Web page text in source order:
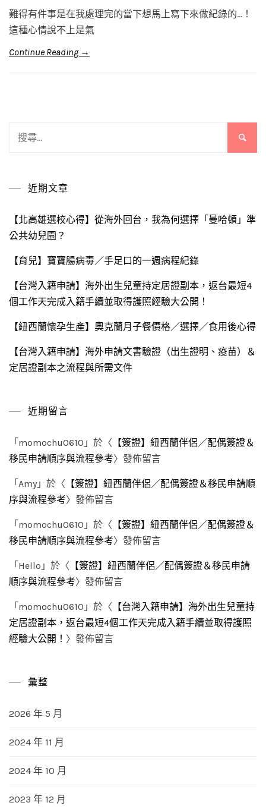
難得有件事是在我處理完的當下想馬上寫下來做紀錄的…！
這種心情說不上是氣
Continue Reading →
近期文章
【北高雄選校心得】從海外回台，我為何選擇「曼哈頓」準
公共幼兒園？
【育兒】寶寶腸病毒／手足口的一週病程紀錄
【台灣入籍申請】海外出生兒童持定居證副本，返台最短4
個工作天完成入籍手續並取得護照經驗大公開！
【紐西蘭懷孕生產】奧克蘭月子餐價格／選擇／食用後心得
【台灣入籍申請】海外申請文書驗證（出生證明、疫苗）＆
定居證副本之流程與所需文件
近期留言
「 momochu0610 」於〈 【簽證】紐西蘭伴侶／配偶簽證＆
移民申請順序與流程參考〉發佈留言
「 Amy 」於〈 【簽證】紐西蘭伴侶／配偶簽證＆移民申請順
序與流程參考〉發佈留言
「 momochu0610 」於〈 【簽證】紐西蘭伴侶／配偶簽證＆
移民申請順序與流程參考〉發佈留言
「 Hello 」於〈 【簽證】紐西蘭伴侶／配偶簽證＆移民申請
順序與流程參考〉發佈留言
「 momochu0610 」於〈 【台灣入籍申請】海外出生兒童持
定居證副本，返台最短4個工作天完成入籍手續並取得護照
經驗大公開！ 〉發佈留言
彙整
2026 年 5 月
2024 年 11 月
2024 年 10 月
2023 年 12 月